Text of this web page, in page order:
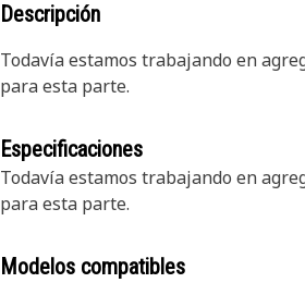
Descripción
Todavía estamos trabajando en
para esta parte.
Especificaciones
Todavía estamos trabajando en
para esta parte.
Modelos compatibles